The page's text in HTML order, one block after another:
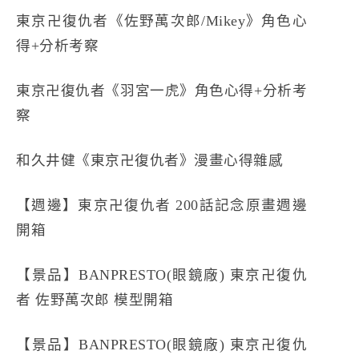
東京卍復仇者《佐野萬次郎/Mikey》角色心
得+分析考察
東京卍復仇者《羽宮一虎》角色心得+分析考
察
和久井健《東京卍復仇者》漫畫心得雜感
【週邊】東京卍復仇者 200話記念原畫週邊
開箱
【景品】BANPRESTO(眼鏡廠) 東京卍復仇
者 佐野萬次郎 模型開箱
【景品】BANPRESTO(眼鏡廠) 東京卍復仇